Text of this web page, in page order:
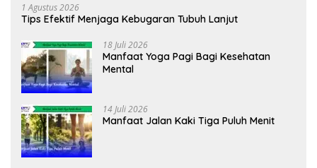
1 Agustus 2026
Tips Efektif Menjaga Kebugaran Tubuh Lanjut
18 Juli 2026
Manfaat Yoga Pagi Bagi Kesehatan
Mental
14 Juli 2026
Manfaat Jalan Kaki Tiga Puluh Menit